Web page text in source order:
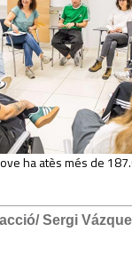
ha atès més de
Sergi